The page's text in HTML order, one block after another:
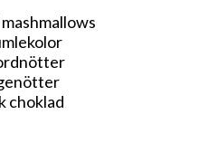
choklad